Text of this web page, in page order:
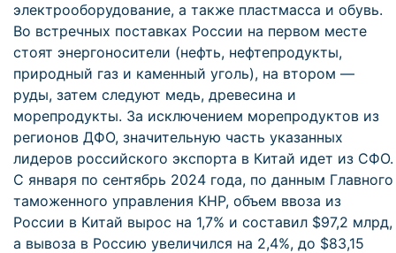
электрооборудование, а также пластмасса и обувь.
Во встречных поставках России на первом месте
стоят энергоносители (нефть, нефтепродукты,
природный газ и каменный уголь), на втором —
руды, затем следуют медь, древесина и
морепродукты. За исключением морепродуктов из
регионов ДФО, значительную часть указанных
лидеров российского экспорта в Китай идет из СФО.
С января по сентябрь 2024 года, по данным Главного
таможенного управления КНР, объем ввоза из
России в Китай вырос на 1,7% и составил $97,2 млрд,
а вывоза в Россию увеличился на 2,4%, до $83,15